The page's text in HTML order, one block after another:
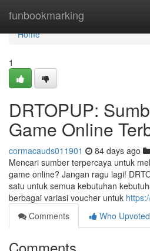
funbookmarking
Home
Home
1
DRTOPUP:
Game Online
cormacauds011901 84 days ago
Mencari sumber terpercaya untuk
game online? Jangan ragu lagi!
satu untuk semua kebutuhan
berbagai variasi voucher untuk
Comments
Who Upvoted